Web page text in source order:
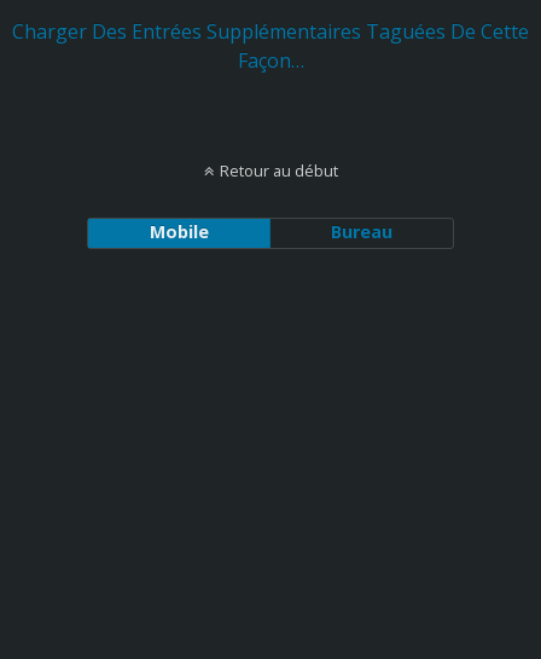
Charger Des Entrées Supplémentaires Taguées De Cette
Façon…
Retour au début
Mobile Bureau